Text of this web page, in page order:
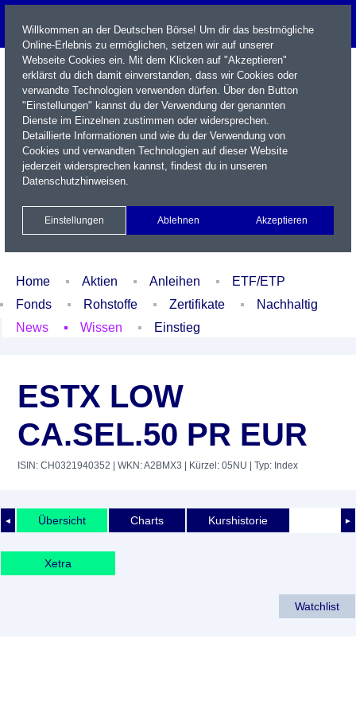
Name / WKN / ISIN / Kürzel
Xetra Realtime
Watchlist Portfolio Login
Home Aktien Anleihen
ETF/ETP
Fonds
Rohstoffe Zertifikate
Nachhaltig
News
Wissen Einstieg
ESTX LOW
CA.SEL.50 PR EUR
ISIN: CH0321940352 | WKN: A2BMX3 | Kürzel: 05NU | Typ: Index
◄ ►
Übersicht Charts Kurshistorie
Xetra
Watchlist
Willkommen an der Deutschen Börse! Um dir das bestmögliche
Online-Erlebnis zu ermöglichen, setzen wir auf unserer
Webseite Cookies ein. Mit dem Klicken auf "Akzeptieren"
erklärst du dich damit einverstanden, dass wir Cookies oder
verwandte Technologien verwenden dürfen. Über den Button
"Einstellungen" kannst du der Verwendung der genannten
Dienste im Einzelnen zustimmen oder widersprechen.
Detaillierte Informationen und wie du der Verwendung von
Cookies und verwandten Technologien auf dieser Website
jederzeit widersprechen kannst, findest du in unseren
Datenschutzhinweisen.
Einstellungen Ablehnen Akzeptieren